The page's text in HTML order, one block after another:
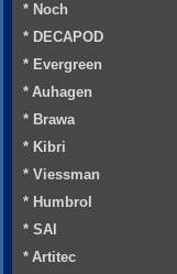
* Noch
* DECAPOD
* Evergreen
* Auhagen
* Brawa
* Kibri
* Viessman
* Humbrol
* SAI
* Artitec